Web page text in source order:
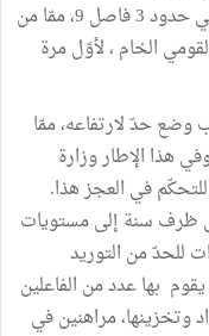
السعي إلى حصر نسبة العجز في الميزانية في حدود 3 فاصل 9، ممّا من
الخام ، لأوّل مرة
وضع حدّ لارتفاعه، ممّا
هذا الإطار وزارة
في العجز هذا.
ظرف سنة إلى مستويات
للحدّ من التوريد
بها عدد من الفاعلين
وتخزينها، مراهنين في